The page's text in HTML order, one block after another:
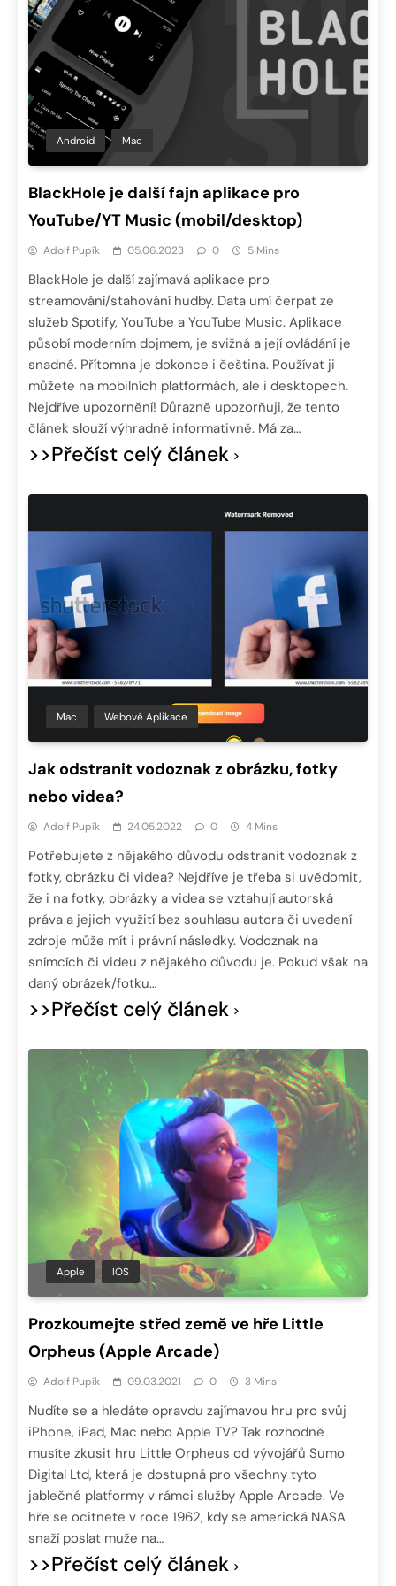
Android Mac
BlackHole je další fajn aplikace pro
YouTube/YT Music (mobil/desktop)
Adolf Pupík 05.06.2023 0 5 Mins
BlackHole je další zajímavá aplikace pro
streamování/stahování hudby. Data umí čerpat ze
služeb Spotify, YouTube a YouTube Music. Aplikace
působí moderním dojmem, je svižná a její ovládání je
snadné. Přítomna je dokonce i čeština. Používat ji
můžete na mobilních platformách, ale i desktopech.
Nejdříve upozornění! Důrazně upozorňuji, že tento
článek slouží výhradně informativně. Má za…
>>Přečíst celý článek
Mac Webové Aplikace
Jak odstranit vodoznak z obrázku, fotky
nebo videa?
Adolf Pupík 24.05.2022 0 4 Mins
Potřebujete z nějakého důvodu odstranit vodoznak z
fotky, obrázku či videa? Nejdříve je třeba si uvědomit,
že i na fotky, obrázky a videa se vztahují autorská
práva a jejich využití bez souhlasu autora či uvedení
zdroje může mít i právní následky. Vodoznak na
snímcích či videu z nějakého důvodu je. Pokud však na
daný obrázek/fotku…
>>Přečíst celý článek
Apple IOS
Prozkoumejte střed země ve hře Little
Orpheu‪s‬ (Apple Arcade)
Adolf Pupík 09.03.2021 0 3 Mins
Nudíte se a hledáte opravdu zajímavou hru pro svůj
iPhone, iPad, Mac nebo Apple TV? Tak rozhodně
musíte zkusit hru Little Orpheu‪s od vývojářů Sumo
Digital Ltd, která je dostupná pro všechny tyto
jablečné platformy v rámci služby Apple Arcade. Ve
hře se ocitnete v roce 1962, kdy se americká NASA
snaží poslat muže na…
>>Přečíst celý článek